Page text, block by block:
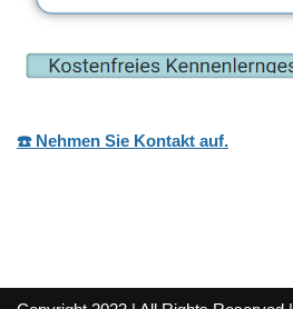
☎️ Nehmen Sie Kontakt auf.